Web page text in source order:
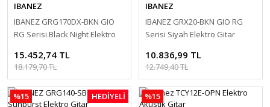
IBANEZ
IBANEZ GRG170DX-BKN GIO
RG Serisi Black Night Elektro
15.452,74 TL
18.179,70 TL
IBANEZ
IBANEZ GRX20-BKN GIO RG
Serisi Siyah Elektro Gitar
10.836,99 TL
12.749,40 TL
%15 HEDİYELİ
%15